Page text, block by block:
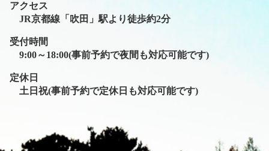
アクセス
JR京都線「吹田」駅より徒歩約2分
受付時間
9:00～18:00(事前予約で夜間も対応可能です)
定休日
土日祝(事前予約で定休日も対応可能です)